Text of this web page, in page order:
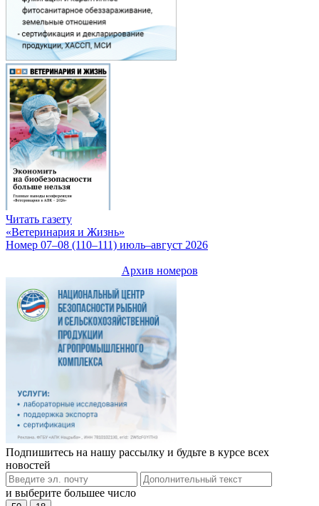
Читать газету
«Ветеринария и Жизнь»
Номер 07–08 (110–111) июль–август 2026
Архив номеров
Подпишитесь на нашу рассылку и будьте в курсе всех
новостей
и выберите большее число